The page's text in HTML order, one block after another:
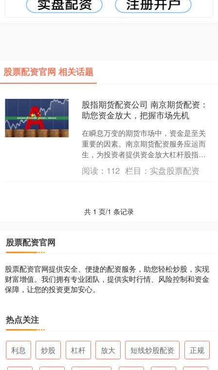
股票配资官网 相关话题
股指期货配资公司 南京期货配资：
助您资金放大，把握市场先机
在瞬息万变的期货市场中，资金是至关
重要的因素。南京期货配资服务应运而
生，为投资者提供资金放大杠杆股指期
货配资公司，助其把握市场先机，实现
收益最大化。 原油期货配....
阅读： 112 栏目： 实盘股票配资
共 1 页/1 条记录
股票配资官网
股票配资官网提供安全、便捷的配资服务，助您轻松炒股，实现
财富增值。我们拥有专业团队，提供实时行情、风险控制和资金
保障，让您的投资更加安心。
热点关注
利息 炒股 杠杆 放大 短线炒股配资 正规